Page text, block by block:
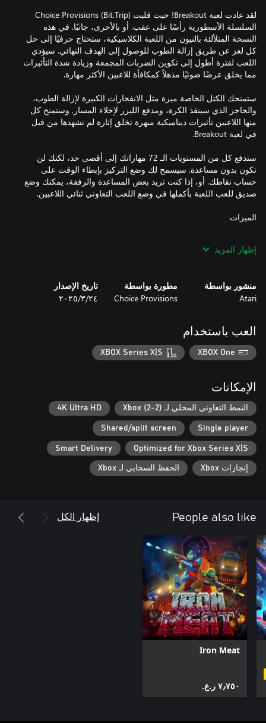
لقد عادت لعبة Breakout! حيث قلبت Choice Provisions (Bit.Trip)
السلسلة الأسطورية رأسًا على عقب. أو بالأحرى، جانبًا. في هذه
النسخة المتلألئة بالنيون من اللعبة الكلاسيكية، ستحتاج حرفيًا إلى حل
كل لغز عن طريق إزالة الطوب للوصول إلى الهدف النهائي. سيؤدي
اللعب لفترة أطول إلى تكوين الضربات المجمعة وزيادة شدة التأثيرات
ستمنحك الكتل الخاصة ميزة مثل الانفجارات الكبيرة لإزالة الطوب،
والحاجز الذي سينقذ الكرة، ومدفع الليزر لإخلاء المسار. وستمنح كل
منها اللاعبين تأثيرات ديناميكية مبهرة تخلق إثارة لم نشهدها من قبل
ستدفع كل من المستويات الـ 72 مهاراتك إلى أقصى حد، لكنك لن
تكون بدون مساعدة. سيسمح لك وضع التركيز بإبطاء الوقت على
حساب نقاطك. أو، إذا كنت تريد بعض المساعدة والرفقة، يمكنك وضع
إظهار المزيد
منشور بواسطة
Atari
مطورة بواسطة
Choice Provisions
تاريخ الإصدار
٢٤‏/٣‏/٢٠٢٥
العب باستخدام
XBOX One
XBOX Series X|S
الإمكانات
النمط التعاوني المحلي لـ Xbox (2-2) 4K Ultra HD
Single player
Shared/split screen
Optimized for Xbox Series X|S
Smart Delivery
إنجازات Xbox الحفظ السحابي لـ Xbox
People also like إظهار الكل
Iron Meat
٧٫٧٥٠ ر.ع.‏